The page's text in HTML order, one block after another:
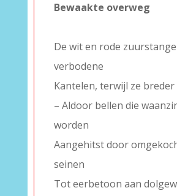
Bewaakte overweg
De wit en rode
verbodene
Kantelen, terwijl ze breder
– Aldoor bellen die
worden
Aangehitst door
seinen
Tot eerbetoon aan